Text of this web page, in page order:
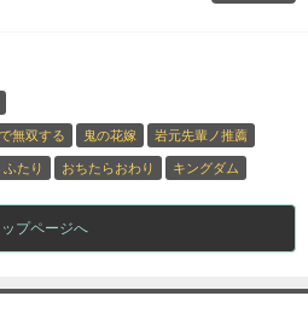
無双する 鬼の花嫁 岩元先輩ノ推薦
たり おちたらおわり キングダム
ップページへ